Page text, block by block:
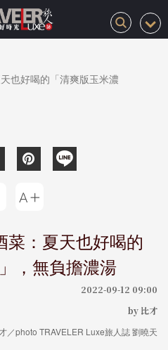
也好喝的「清爽版玉米濃
：夏天也好喝的
，無負擔濃湯
2022-09-12 09:00
by 比才
／photo TRAVELER Luxe旅人誌 劉曉天